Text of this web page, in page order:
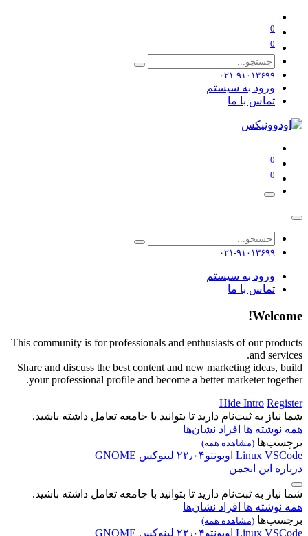
0
0
۰۲۱-۹۱۰۱۳۶۹۹
ورود به سیستم
تماس با ما
0
0
۰۲۱-۹۱۰۱۳۶۹۹
ورود به سیستم
تماس با ما
Welcome!
This community is for professionals and enthusiasts of our products
and services.
Share and discuss the best content and new marketing ideas, build
your professional profile and become a better marketer together.
Hide Intro Register
شما نیاز به ثبت‌نام دارید تا بتوانید با جامعه تعامل داشته باشید.
همه نوشته ها افراد نشان‌ها
برچسب‌ها (مشاهده همه)
Linux VSCode اوبونتو۲۲٫۰۴ لینوکس GNOME
درباره این انجمن
شما نیاز به ثبت‌نام دارید تا بتوانید با جامعه تعامل داشته باشید.
همه نوشته ها افراد نشان‌ها
برچسب‌ها (مشاهده همه)
Linux VSCode اوبونتو۲۲٫۰۴ لینوکس GNOME